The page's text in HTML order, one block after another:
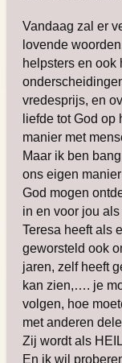
Vandaag zal er
lovende
helpsters en ook
vredesprijs, en
liefde tot God
manier met
Maar ik ben
ons eigen
God mogen
in en voor jou
Teresa heeft als
geworsteld ook
jaren, zelf heeft
kan zien,…. je
volgen, hoe
met anderen
Zij wordt als
En ik wil